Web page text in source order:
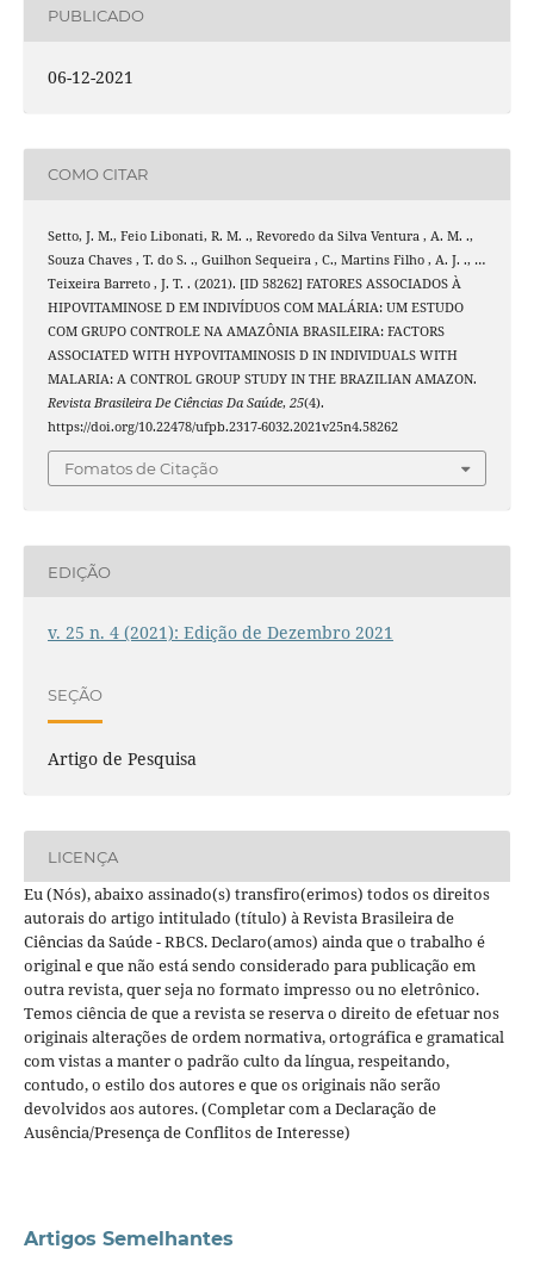
PUBLICADO
06-12-2021
COMO CITAR
Setto, J. M., Feio Libonati, R. M. ., Revoredo da Silva Ventura , A. M. .,
Souza Chaves , T. do S. ., Guilhon Sequeira , C., Martins Filho , A. J. ., …
Teixeira Barreto , J. T. . (2021). [ID 58262] FATORES ASSOCIADOS À
HIPOVITAMINOSE D EM INDIVÍDUOS COM MALÁRIA: UM ESTUDO
COM GRUPO CONTROLE NA AMAZÔNIA BRASILEIRA: FACTORS
ASSOCIATED WITH HYPOVITAMINOSIS D IN INDIVIDUALS WITH
MALARIA: A CONTROL GROUP STUDY IN THE BRAZILIAN AMAZON.
Revista Brasileira De Ciências Da Saúde, 25(4).
https://doi.org/10.22478/ufpb.2317-6032.2021v25n4.58262
Fomatos de Citação
EDIÇÃO
v. 25 n. 4 (2021): Edição de Dezembro 2021
SEÇÃO
Artigo de Pesquisa
LICENÇA
Eu (Nós), abaixo assinado(s) transfiro(erimos) todos os direitos
autorais do artigo intitulado (título) à Revista Brasileira de
Ciências da Saúde - RBCS. Declaro(amos) ainda que o trabalho é
original e que não está sendo considerado para publicação em
outra revista, quer seja no formato impresso ou no eletrônico.
Temos ciência de que a revista se reserva o direito de efetuar nos
originais alterações de ordem normativa, ortográfica e gramatical
com vistas a manter o padrão culto da língua, respeitando,
contudo, o estilo dos autores e que os originais não serão
devolvidos aos autores. (Completar com a Declaração de
Ausência/Presença de Conflitos de Interesse)
Artigos Semelhantes